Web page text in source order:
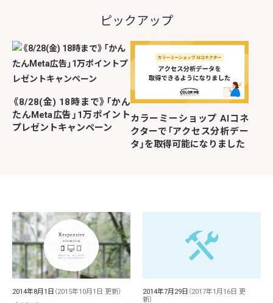
ピックアップ
《8/28(金) 18時まで》「かん
たんMeta広告」1万ポイント
プレゼントキャンペーン
カラーミーショップ AIコネ
クターで「アクセス分析デー
タ」を取得可能になりました
2014年8月1日 （2015年10月1日 更新） 2014年7月29日 （2017年1月16日 更
新）